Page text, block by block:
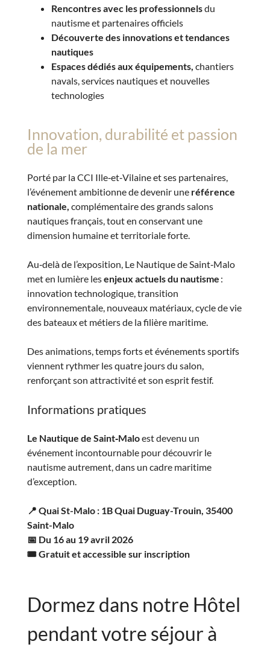
Rencontres avec les professionnelsdu
nautisme et partenaires officiels
Découverte des innovations et tendances
nautiques
Espaces dédiés aux équipements, chantiers
navals, services nautiques et nouvelles
technologies
Innovation, durabilité et passion
de la mer
Porté par la CCI Ille‑et‑Vilaine et ses partenaires,
l’événement ambitionne de devenir une référence
nationale, complémentaire des grands salons
nautiques français, tout en conservant une
dimension humaine et territoriale forte.
Au‑delà de l’exposition, Le Nautique de Saint‑Malo
met en lumière lesenjeux actuels du nautisme :
innovation technologique, transition
environnementale, nouveaux matériaux, cycle de vie
des bateaux et métiers de la filière maritime.
Des animations, temps forts et événements sportifs
viennent rythmer les quatre jours du salon,
renforçant son attractivité et son esprit festif.
Informations pratiques
Le Nautique de Saint‑Maloest devenu un
événement incontournable pour découvrir le
nautisme autrement, dans un cadre maritime
d’exception.
📍 Quai St-Malo : 1B Quai Duguay-Trouin, 35400
Saint-Malo
📅 Du 16 au 19 avril 2026
🎟️ Gratuit et accessible sur inscription
Dormez dans notre Hôtel
pendant votre séjour à